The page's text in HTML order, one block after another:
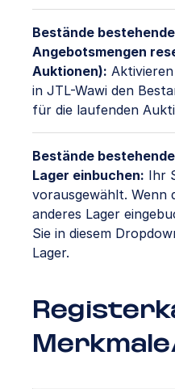
Bestände
Angebotsmengen
Auktionen):
in JTL-Wawi den
für die laufenden
Bestände
Lager einbuchen: Ihr
vorausgewählt. Wenn
anderes Lager
Sie in diesem
Lager.